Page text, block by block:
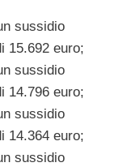
sussidio
15.692 euro;
sussidio
14.796 euro;
sussidio
14.364 euro;
sussidio